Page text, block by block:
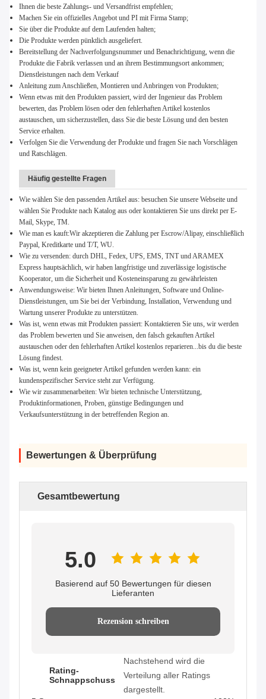
Ihnen die beste Zahlungs- und Versandfrist empfehlen;
Machen Sie ein offizielles Angebot und PI mit Firma Stamp;
Sie über die Produkte auf dem Laufenden halten;
Die Produkte werden pünktlich ausgeliefert.
Bereitstellung der Nachverfolgungsnummer und Benachrichtigung, wenn die
Produkte die Fabrik verlassen und an ihrem Bestimmungsort ankommen;
Dienstleistungen nach dem Verkauf
Anleitung zum Anschließen, Montieren und Anbringen von Produkten;
Wenn etwas mit den Produkten passiert, wird der Ingenieur das Problem
bewerten, das Problem lösen oder den fehlerhaften Artikel kostenlos
austauschen, um sicherzustellen, dass Sie die beste Lösung und den besten
Service erhalten.
Verfolgen Sie die Verwendung der Produkte und fragen Sie nach Vorschlägen
und Ratschlägen.
Häufig gestellte Fragen
Wie wählen Sie den passenden Artikel aus: besuchen Sie unsere Webseite und
wählen Sie Produkte nach Katalog aus oder kontaktieren Sie uns direkt per E-
Mail, Skype, TM.
Wie man es kauft:Wir akzeptieren die Zahlung per Escrow/Alipay, einschließlich
Paypal, Kreditkarte und T/T, WU.
Wie zu versenden: durch DHL, Fedex, UPS, EMS, TNT und ARAMEX
Express hauptsächlich, wir haben langfristige und zuverlässige logistische
Kooperator, um die Sicherheit und Kosteneinsparung zu gewährleisten
Anwendungsweise: Wir bieten Ihnen Anleitungen, Software und Online-
Dienstleistungen, um Sie bei der Verbindung, Installation, Verwendung und
Wartung unserer Produkte zu unterstützen.
Was ist, wenn etwas mit Produkten passiert: Kontaktieren Sie uns, wir werden
das Problem bewerten und Sie anweisen, den falsch gekauften Artikel
austauschen oder den fehlerhaften Artikel kostenlos reparieren...bis du die beste
Lösung findest.
Was ist, wenn kein geeigneter Artikel gefunden werden kann: ein
kundenspezifischer Service steht zur Verfügung.
Wie wir zusammenarbeiten: Wir bieten technische Unterstützung,
Produktinformationen, Proben, günstige Bedingungen und
Verkaufsunterstützung in der betreffenden Region an.
Bewertungen & Überprüfung
Gesamtbewertung
5.0
Basierend auf 50 Bewertungen für diesen
Lieferanten
Rezension schreiben
Rating-
Schnappschuss
Nachstehend wird die
Verteilung aller Ratings
dargestellt.